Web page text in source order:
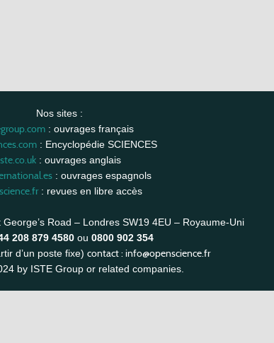
Nos sites :
: ouvrages français
: Encyclopédie SCIENCES
: ouvrages anglais
: ouvrages espagnols
: revues en libre accès
Road – Londres SW19 4EU – Royaume-Uni
208 879 4580 ou 0800 902 354
d’un poste fixe) contact : info@openscience.fr
by ISTE Group or related companies.